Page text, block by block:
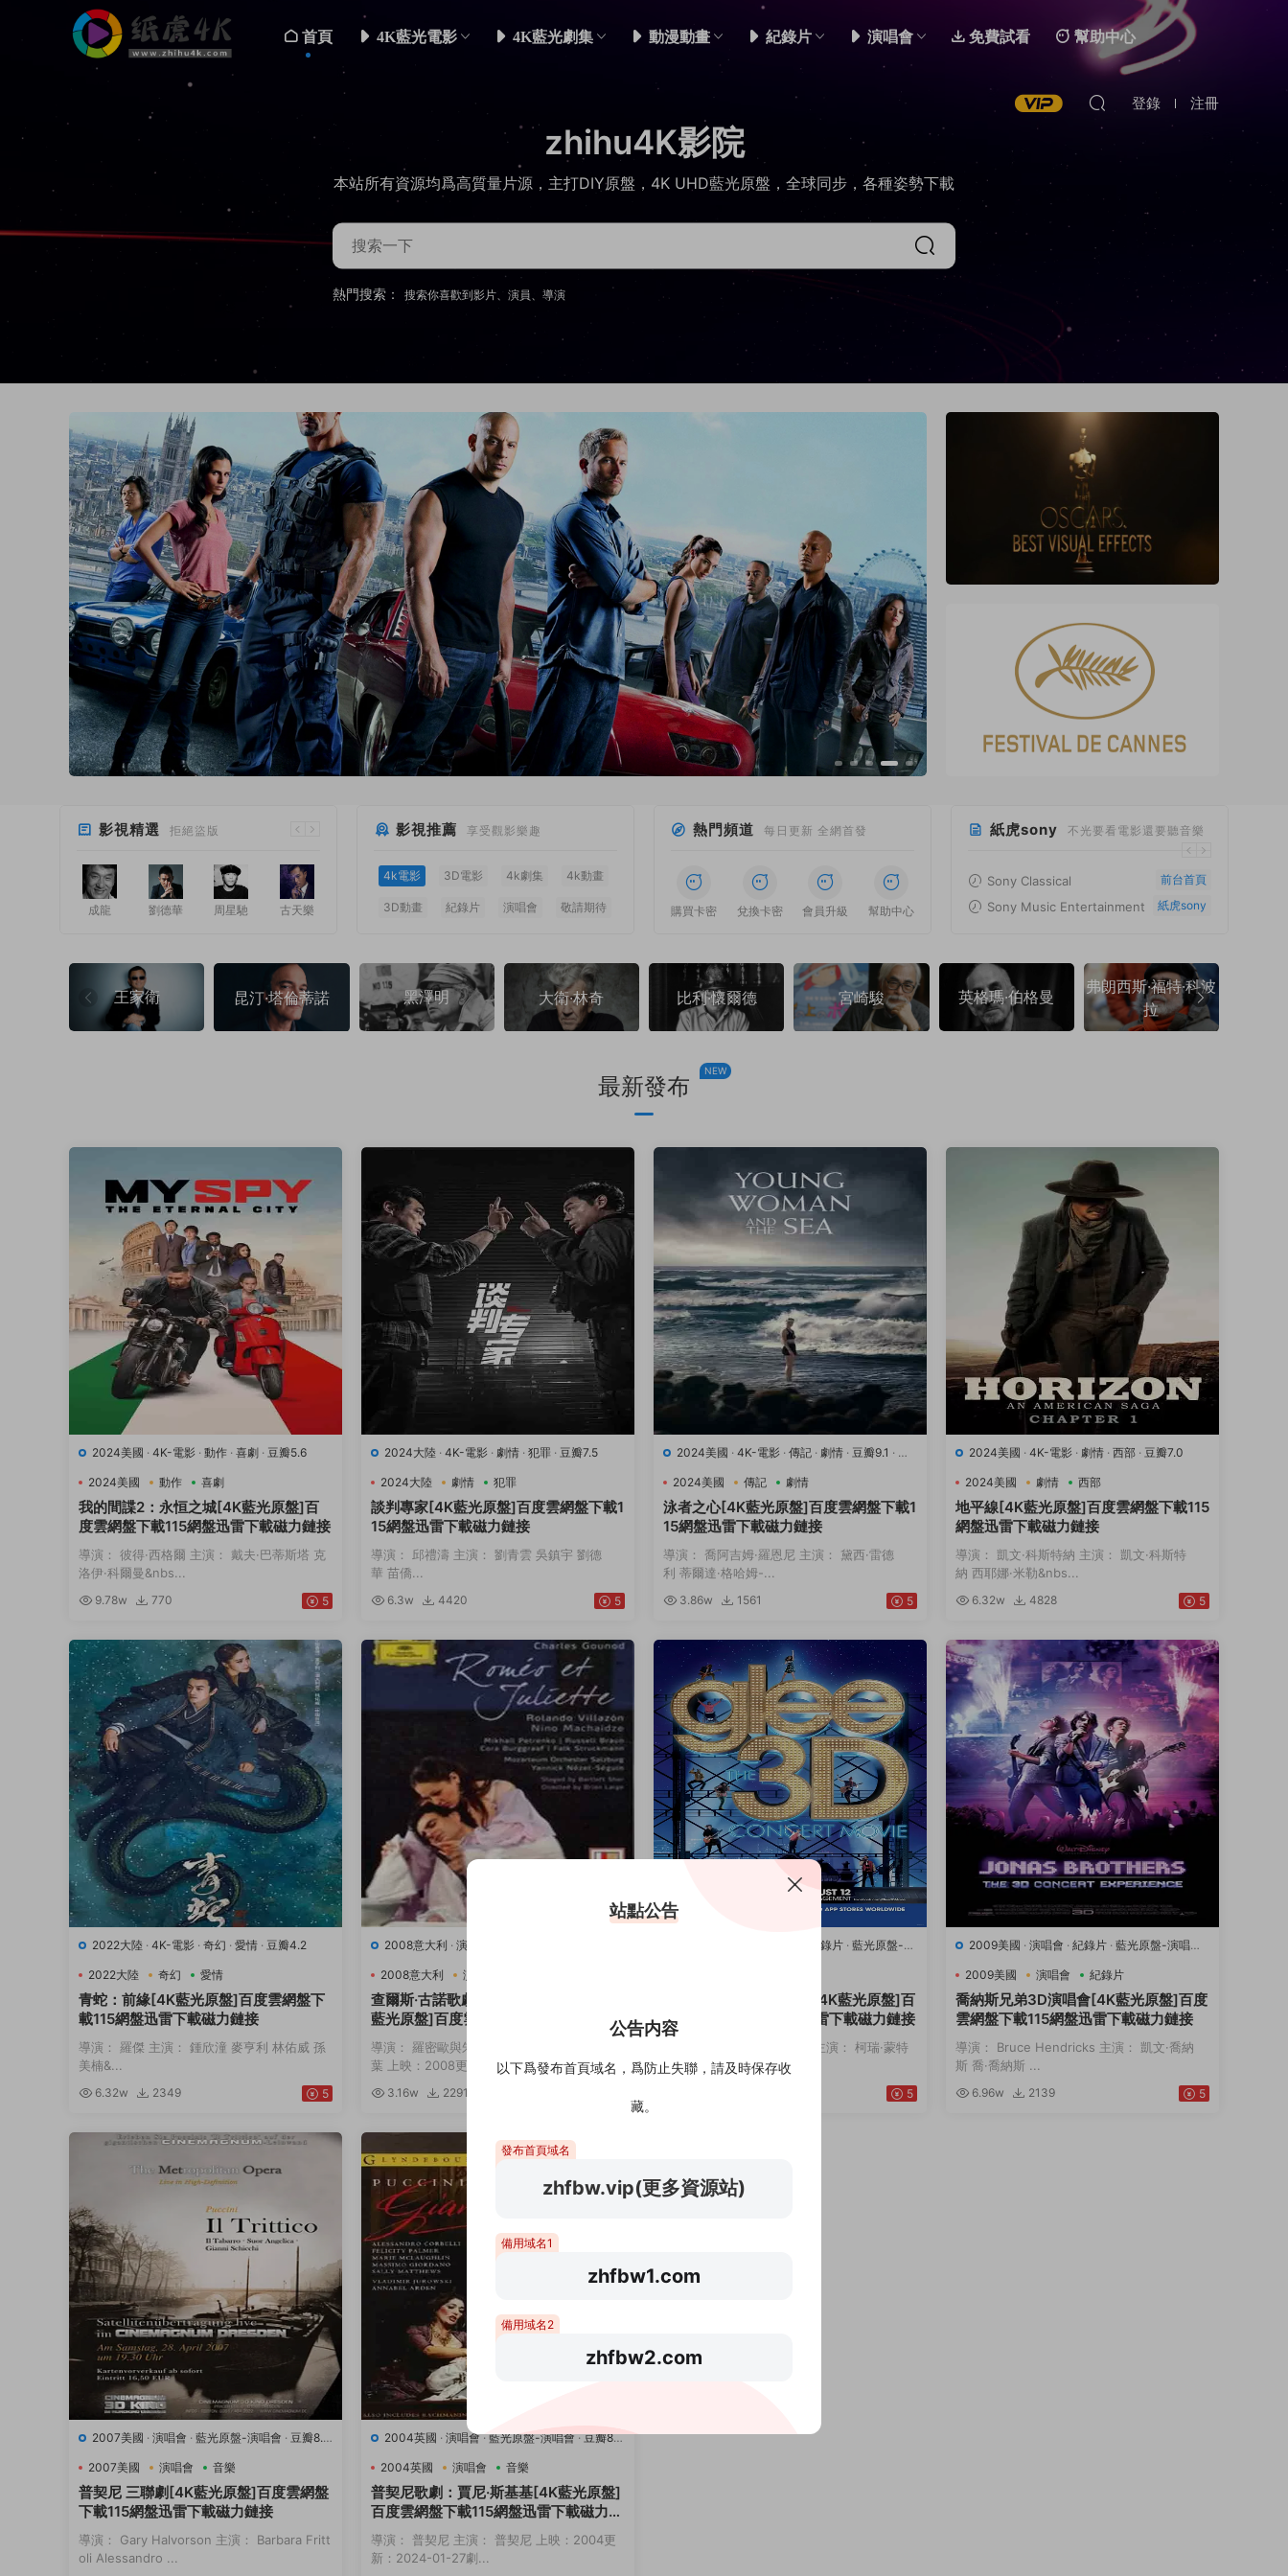
首頁 4K藍光電影 4K藍光劇集 動漫動畫 紀錄片 演唱會 免費試看 幫助中心
登錄 注冊
zhihu4K影院
本站所有資源均爲高質量片源，主打DIY原盤，4K UHD藍光原盤，全球同步，各種姿勢下載
熱門搜索： 搜索你喜歡到影片、演員、導演
影視精選 拒絕盜版
成龍 劉德華 周星馳 古天樂 11
影視推薦 享受觀影樂趣
4k電影 3D電影 4k劇集 4k動畫
3D動畫 紀錄片 演唱會 敬請期待
熱門頻道 每日更新 全網首發
購買卡密 兌換卡密 會員升級 幫助中心
紙虎sony 不光要看電影還要聽音樂
Sony Classical 前台首頁
Sony Music Entertainment 紙虎sony
王家衛 昆汀·塔倫蒂諾 黑澤明 大衛·林奇 比利·懷爾德 宮崎駿 英格瑪·伯格曼
弗朗西斯·福特·科波
拉
最新發布
NEW
2024美國 · 4K-電影 · 動作 · 喜劇 · 豆瓣5.6
2024美國 動作 喜劇
我的間諜2：永恒之城[4K藍光原盤]百
度雲網盤下載115網盤迅雷下載磁力鏈接
導演： 彼得·西格爾 主演： 戴夫·巴蒂斯塔 克
洛伊·科爾曼&nbs...
9.78w 770 5
2024大陸 · 4K-電影 · 劇情 · 犯罪 · 豆瓣7.5
2024大陸 劇情 犯罪
談判專家[4K藍光原盤]百度雲網盤下載1
15網盤迅雷下載磁力鏈接
導演： 邱禮濤 主演： 劉青雲 吳鎮宇 劉德
華 苗僑...
6.3w 4420 5
2024美國 · 4K-電影 · 傳記 · 劇情 · 豆瓣9.1 · 運
2024美國
傳記 劇情
泳者之心[4K藍光原盤]百度雲網盤下載1
15網盤迅雷下載磁力鏈接
導演： 喬阿吉姆·羅恩尼 主演： 黛西·雷德
利 蒂爾達·格哈姆-...
3.86w 1561 5
2024美國 · 4K-電影 · 劇情 · 西部 · 豆瓣7.0
2024美國 劇情 西部
地平線[4K藍光原盤]百度雲網盤下載115
網盤迅雷下載磁力鏈接
導演： 凱文·科斯特納 主演： 凱文·科斯特
納 西耶娜·米勒&nbs...
6.32w 4828 5
2022大陸 · 4K-電影 · 奇幻 · 愛情 · 豆瓣4.2
2022大陸 奇幻 愛情
青蛇：前緣[4K藍光原盤]百度雲網盤下
載115網盤迅雷下載磁力鏈接
導演： 羅傑 主演： 鍾欣潼 麥亨利 林佑威 孫
美楠&...
6.32w 2349 5
2008意大利 · 演唱會
2008意大利
演唱會
查爾斯·古諾歌劇：羅密歐與朱麗葉[4K
藍光原盤]百度雲網盤下載115網盤迅雷
下載磁力鏈接
導演： 羅密歐與朱麗葉 主演： 羅密歐與朱麗
葉 上映：2008更...
3.16w 2291
紀錄片 · 藍光原盤-演
歡樂合唱團：3D演唱會[4K藍光原盤]百
度雲網盤下載115網盤迅雷下載磁力鏈接
導演： Kevin Tancharoen 主演： 柯瑞·蒙特
斯 迪安娜·阿格隆&...
5
2009美國 · 演唱會 · 紀錄片 · 藍光原盤-演唱會
2009美國
演唱會 紀錄片
喬納斯兄弟3D演唱會[4K藍光原盤]百度
雲網盤下載115網盤迅雷下載磁力鏈接
導演： Bruce Hendricks 主演： 凱文·喬納
斯 喬·喬納斯 ...
6.96w 2139 5
2007美國 · 演唱會 · 藍光原盤-演唱會 · 豆瓣8.9
2007美國
演唱會 音樂
普契尼 三聯劇[4K藍光原盤]百度雲網盤
下載115網盤迅雷下載磁力鏈接
導演： Gary Halvorson 主演： Barbara Fritt
oli Alessandro ...
2004英國 · 演唱會·藍光原盤-演唱會·豆瓣8.2
2004英國
演唱會 音樂
普契尼歌劇：賈尼·斯基基[4K藍光原盤]
百度雲網盤下載115網盤迅雷下載磁力鏈
接
導演： 普契尼 主演： 普契尼 上映：2004更
新：2024-01-27劇...
站點公告
公告内容
以下爲發布首頁域名，爲防止失聯，請及時保存收
藏。
發布首頁域名
zhfbw.vip(更多資源站)
備用域名1
zhfbw1.com
備用域名2
zhfbw2.com